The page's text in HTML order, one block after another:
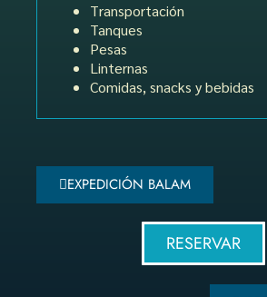
Transportación
Tanques
Pesas
Linternas
Comidas, snacks y bebidas
EXPEDICIÓN BALAM
RESERVAR